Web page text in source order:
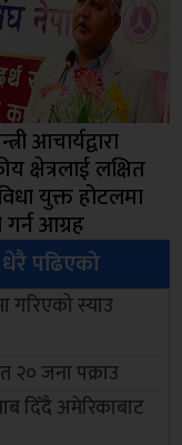
आचार्यद्वारा
क्षेत्रलाई लक्षित
युक्त होटलमा
आग्रह
धेरै पढिएको
गरिएको स्याउ
२० जना पक्राउ
दिँदै अमेरिकाबाट